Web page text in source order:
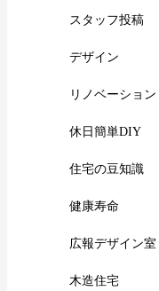
スタッフ投稿
デザイン
リノベーション
休日簡単DIY
住宅の豆知識
健康寿命
広報デザイン室
木造住宅